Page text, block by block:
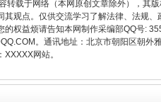
转载于网络（本网原创文章除外），
观点。仅供交流学习了解法律、法规
的权益烦请告知本网制作采编部QQ号:
。通讯地址：北京市朝阳区朝
网站。
一批国家